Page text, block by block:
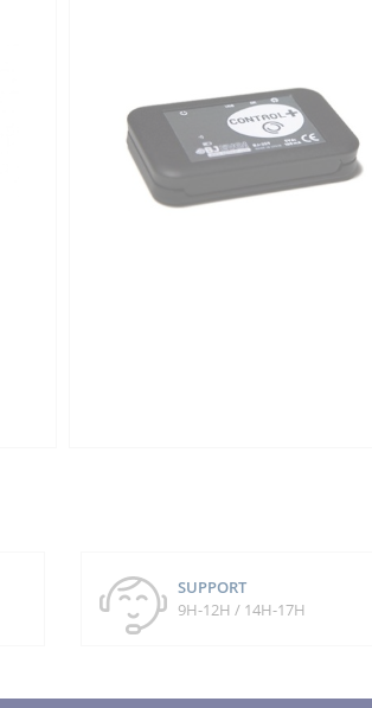
SUPPORT
9H-12H / 14H-17H